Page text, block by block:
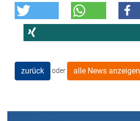
zurück oder alle News anzeigen